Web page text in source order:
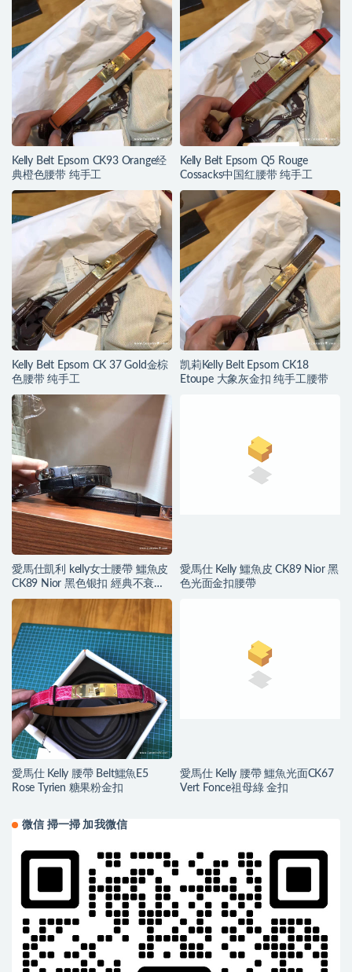
Kelly Belt Epsom CK93 Orange经
典橙色腰带 纯手工
Kelly Belt Epsom Q5 Rouge
Cossacks中国红腰带 纯手工
Kelly Belt Epsom CK 37 Gold金棕
色腰带 纯手工
凯莉Kelly Belt Epsom CK18
Etoupe 大象灰金扣 纯手工腰带
愛馬仕凱利 kelly女士腰帶 鱷魚皮
CK89 Nior 黑色银扣 經典不衰的
皮带
愛馬仕 Kelly 鱷魚皮 CK89 Nior 黑
色光面金扣腰帶
愛馬仕 Kelly 腰帶 Belt鱷魚E5
Rose Tyrien 糖果粉金扣
愛馬仕 Kelly 腰帶 鱷魚光面CK67
Vert Fonce祖母綠 金扣
微信 掃一掃 加我微信